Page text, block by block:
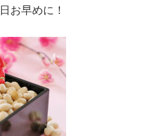
お早めに！